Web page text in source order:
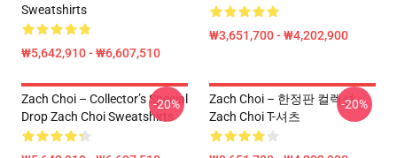
Sweatshirts
₩5,642,910 - ₩6,607,510
₩3,651,700 - ₩4,202,900
Zach Choi – Collector’s Special
Drop Zach Choi Sweatshirts
-20%
Zach Choi – 한정판 컬렉션
Zach Choi T-셔츠
-20%